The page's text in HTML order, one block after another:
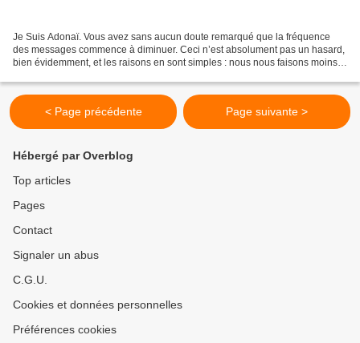
Je Suis Adonaï. Vous avez sans aucun doute remarqué que la fréquence
des messages commence à diminuer. Ceci n’est absolument pas un hasard,
bien évidemment, et les raisons en sont simples : nous nous faisons moins
< Page précédente Page suivante >
Hébergé par Overblog
Top articles
Pages
Contact
Signaler un abus
C.G.U.
Cookies et données personnelles
Préférences cookies